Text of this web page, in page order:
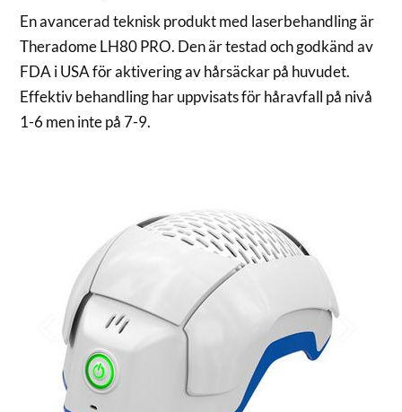
En avancerad teknisk produkt med laserbehandling är
Theradome LH80 PRO. Den är testad och godkänd av
FDA i USA för aktivering av hårsäckar på huvudet.
Effektiv behandling har uppvisats för håravfall på nivå
1-6 men inte på 7-9.